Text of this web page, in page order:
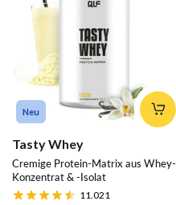
Neu
Tasty Whey
Cremige Protein-Matrix aus Whey-
Konzentrat & -Isolat
11.021